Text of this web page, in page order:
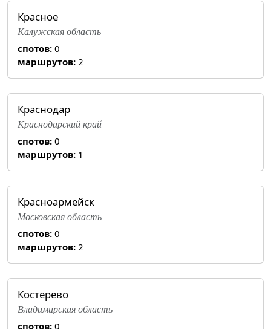
Красное
Калужская область
спотов: 0
маршрутов: 2
Краснодар
Краснодарский край
спотов: 0
маршрутов: 1
Красноармейск
Московская область
спотов: 0
маршрутов: 2
Костерево
Владимирская область
спотов: 0